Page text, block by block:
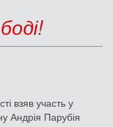
взяв участь у
Андрія Парубія